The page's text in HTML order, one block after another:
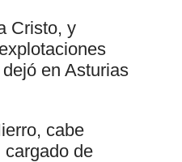
Cristo, y
en Asturias
cabe
cargado de